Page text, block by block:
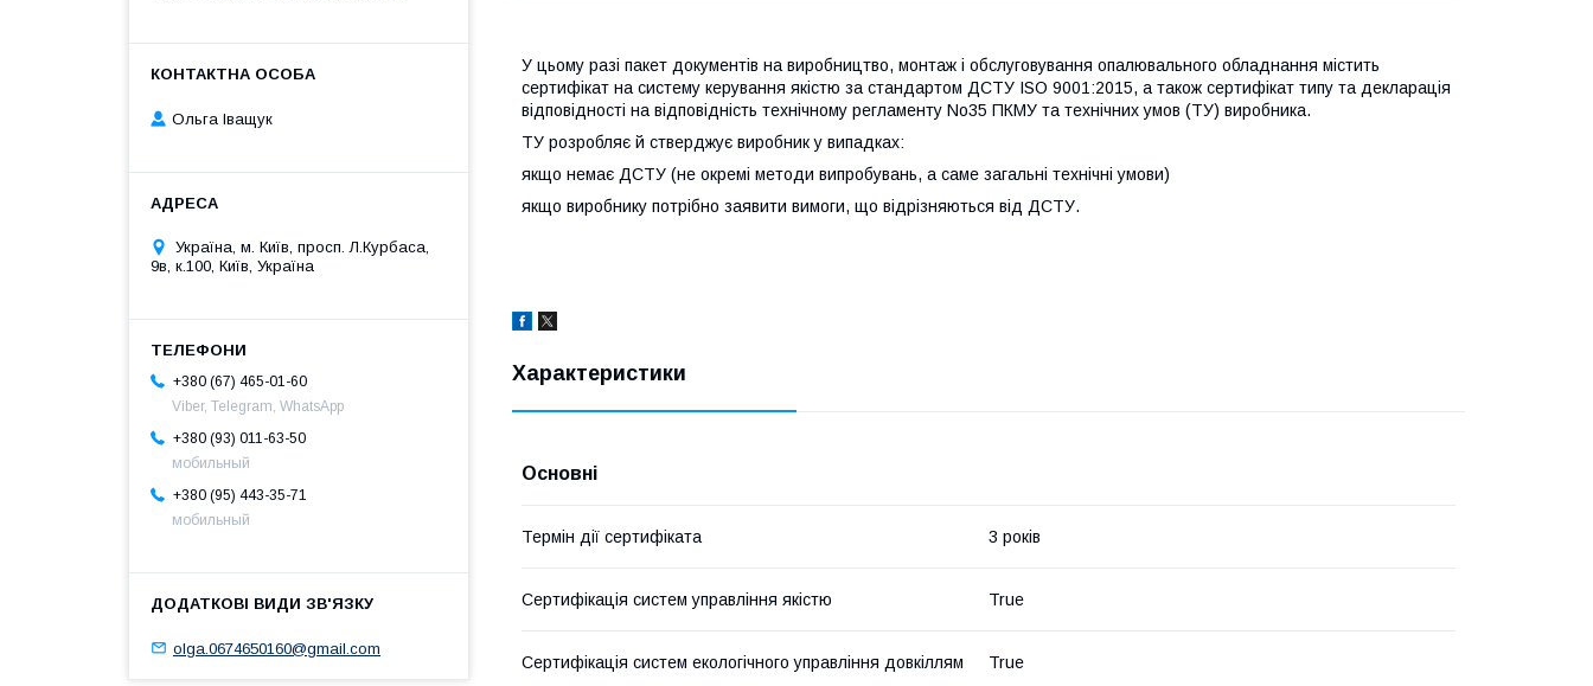
У цьому разі пакет документів на виробництво, монтаж і обслуговування опалювального обладнання містить
сертифікат на систему керування якістю за стандартом ДСТУ ISO 9001:2015, а також сертифікат типу та декларація
відповідності на відповідність технічному регламенту No35 ПКМУ та технічних умов (ТУ) виробника.
ТУ розробляє й стверджує виробник у випадках:
якщо немає ДСТУ (не окремі методи випробувань, а саме загальні технічні умови)
якщо виробнику потрібно заявити вимоги, що відрізняються від ДСТУ.
Характеристики
Основні
Термін дії сертифіката 3 років
Сертифікація систем управління якістю True
Сертифікація систем екологічного управління довкіллям True
Ольга Іващук
Україна, м. Київ, просп. Л.Курбаса,
9в, к.100, Київ, Україна
+380 (67) 465-01-60
Viber, Telegram, WhatsApp
+380 (93) 011-63-50
мобильный
+380 (95) 443-35-71
мобильный
olga.0674650160@gmail.com